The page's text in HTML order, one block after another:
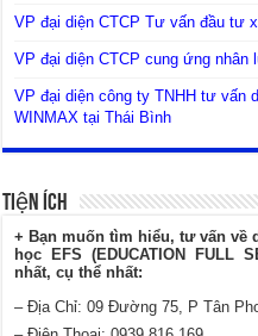
VP đại diện CTCP Tư vấn đầu tư
VP đại diện CTCP cung ứng nhân
VP đại diện công ty TNHH tư vấn
WINMAX tại Thái Bình
Tiện Ích
+ Bạn muốn tìm hiểu, tư vấn về
học EFS (EDUCATION FULL
nhất, cụ thể nhất:
– Địa Chỉ: 09 Đường 75, P Tân